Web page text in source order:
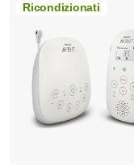
Ricondizionati